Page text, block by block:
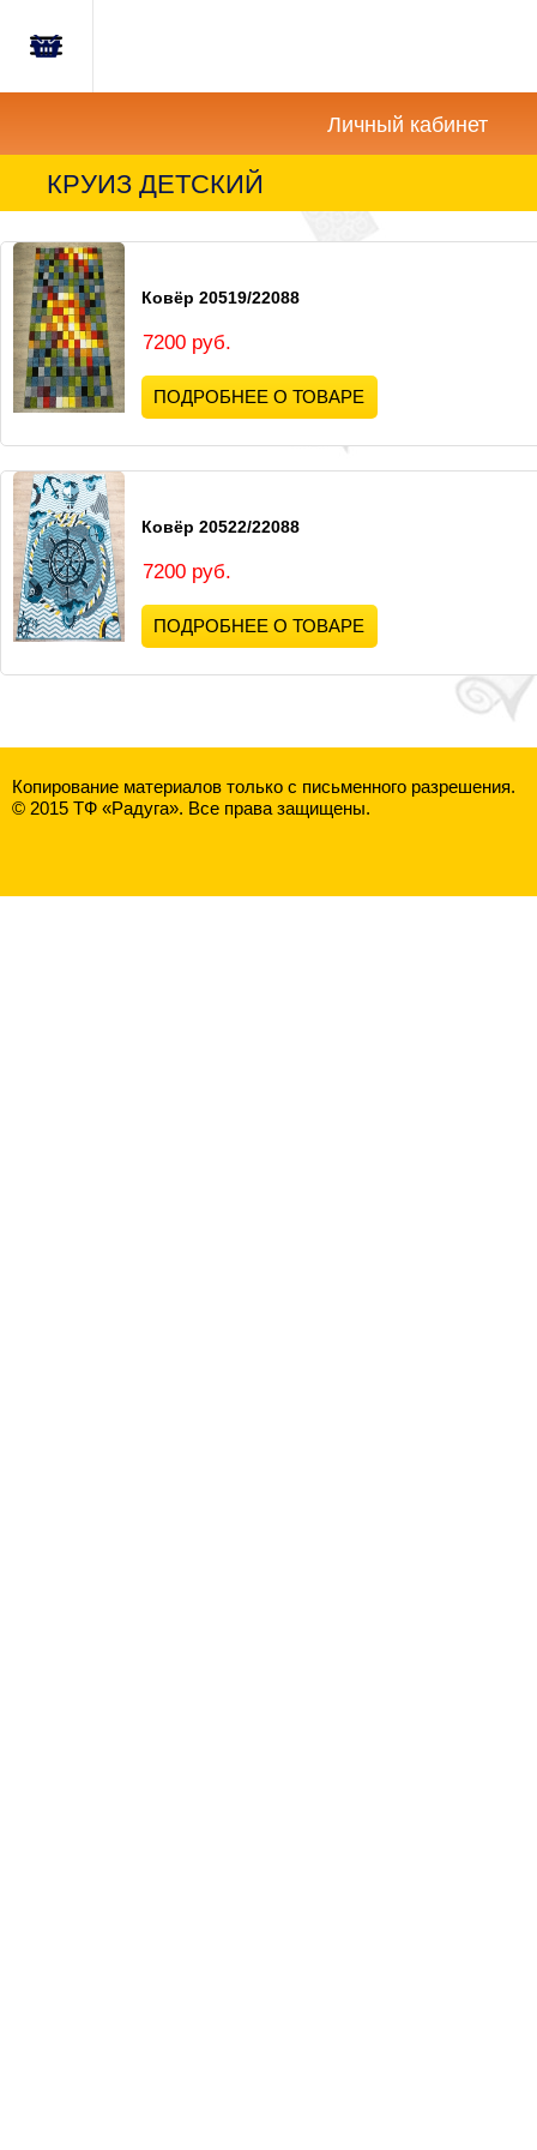
Главная
Новости
Акции
Как
купить?
Вопросы-
Отзывы
Контакты
Корзина
Личный кабинет
КРУИЗ ДЕТСКИЙ
Ковёр 20519/22088
7200 руб.
ПОДРОБНЕЕ О ТОВАРЕ
Ковёр 20522/22088
7200 руб.
ПОДРОБНЕЕ О ТОВАРЕ
Копирование материалов только с письменного разрешения.
© 2015 ТФ «Радуга». Все права защищены.